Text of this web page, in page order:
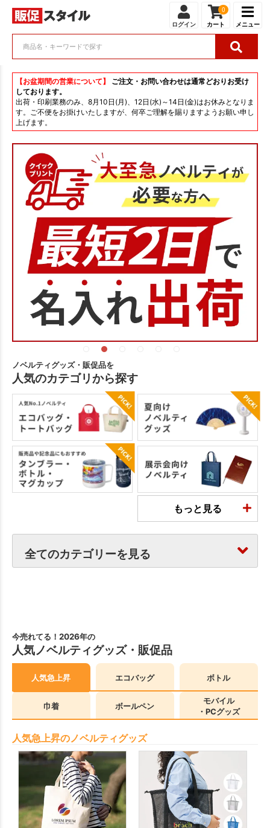
ログイン
0
カート メニュー
【お盆期間の営業について】
ご注文・お問い合わせは通常どおりお受け
しております。
出荷・印刷業務のみ、8月10日(月)、12日(水)～14日(金)はお休みとなりま
す。ご不便をお掛けいたしますが、何卒ご理解を賜りますようお願い申し
上げます。
ノベルティグッズ・販促品を
人気のカテゴリから探す
もっと見る
全てのカテゴリーを見る
今売れてる！2026年の
人気ノベルティグッズ・販促品
人気急上昇 エコバッグ ボトル
巾着 ボールペン
モバイル
・PCグッズ
人気急上昇のノベルティグッズ